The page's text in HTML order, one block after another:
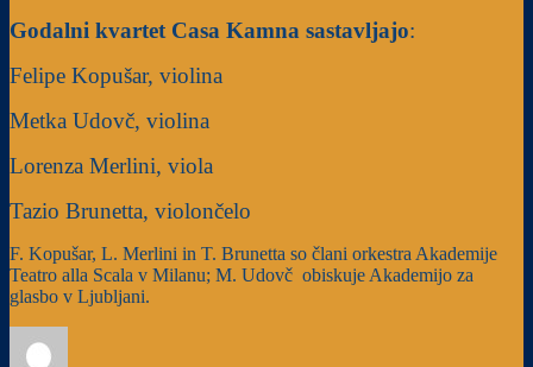
Godalni kvartet Casa Kamna sastavljajo:
Felipe Kopušar, violina
Metka Udovč, violina
Lorenza Merlini, viola
Tazio Brunetta, violončelo
F. Kopušar, L. Merlini in T. Brunetta so člani orkestra Akademije
Teatro alla Scala v Milanu; M. Udovč obiskuje Akademijo za
glasbo v Ljubljani.